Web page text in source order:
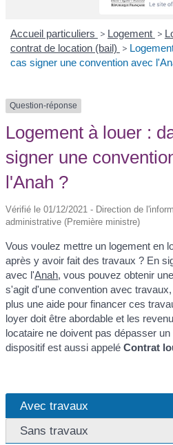
Accueil particuliers > Logement >
contrat de location (bail) >
cas signer une convention avec
Question-réponse
Logement à louer :
signer une
l'Anah ?
Vérifié le 01/12/2021 - Direction de
administrative (Première ministre)
Vous voulez mettre un logement en
après y avoir fait des travaux ? En
avec l'Anah, vous pouvez obtenir
s'agit d'une convention avec
plus une aide pour financer ces
loyer doit être abordable et les
locataire ne doivent pas dépasser
dispositif est aussi appeléContrat
Avec travaux
Sans travaux